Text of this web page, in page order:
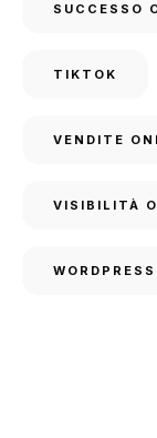
SUCCESSO
TIKTOK
VENDITE
VISIBILITÀ
WORDPRESS